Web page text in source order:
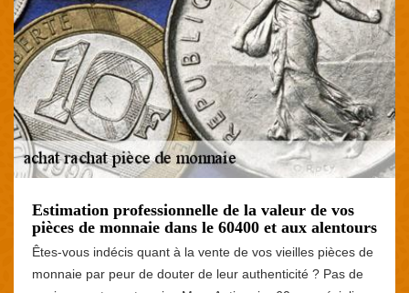
Estimation professionnelle de la valeur de vos
pièces de monnaie dans le 60400 et aux alentours
Êtes-vous indécis quant à la vente de vos vieilles pièces de
monnaie par peur de douter de leur authenticité ? Pas de